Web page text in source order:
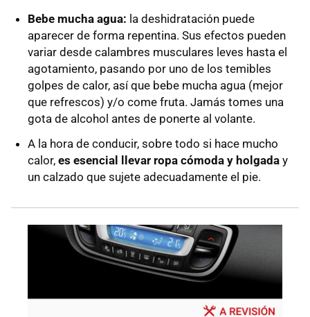
Bebe mucha agua: la deshidratación puede
aparecer de forma repentina. Sus efectos pueden
variar desde calambres musculares leves hasta el
agotamiento, pasando por uno de los temibles
golpes de calor, así que bebe mucha agua (mejor
que refrescos) y/o come fruta. Jamás tomes una
gota de alcohol antes de ponerte al volante.
A la hora de conducir, sobre todo si hace mucho
calor, es esencial llevar ropa cómoda y holgada y
un calzado que sujete adecuadamente el pie.